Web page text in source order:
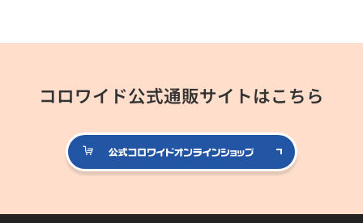
コロワイド公式通販サイトはこちら
公式コロ